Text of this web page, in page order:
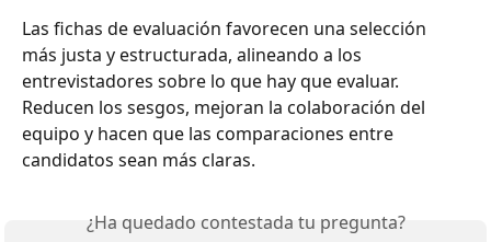
Las fichas de evaluación favorecen una selección
más justa y estructurada, alineando a los
entrevistadores sobre lo que hay que evaluar.
Reducen los sesgos, mejoran la colaboración del
equipo y hacen que las comparaciones entre
candidatos sean más claras.
¿Ha quedado contestada tu pregunta?